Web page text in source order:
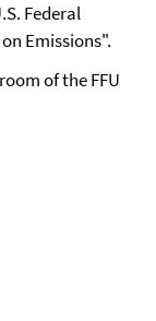
Federal
Emissions".
of the FFU